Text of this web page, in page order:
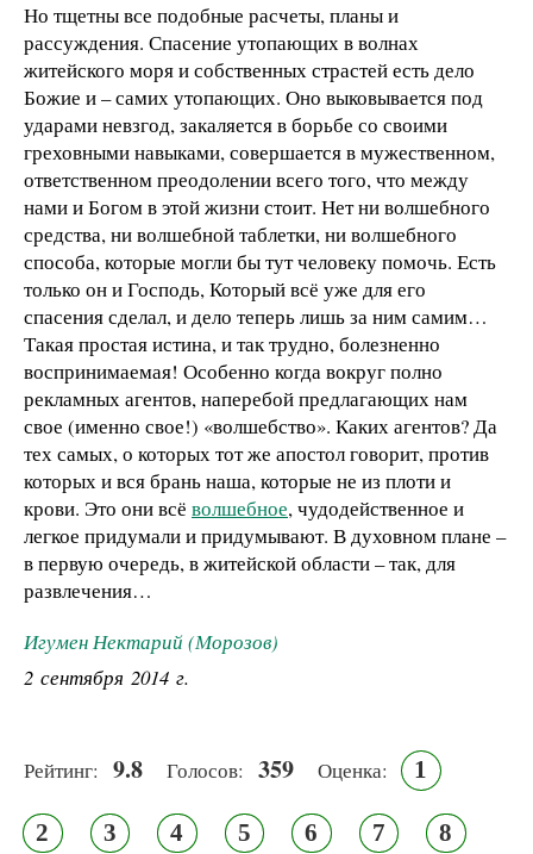
Но тщетны все подобные расчеты, планы и
рассуждения. Спасение утопающих в волнах
житейского моря и собственных страстей есть дело
Божие и – самих утопающих. Оно выковывается под
ударами невзгод, закаляется в борьбе со своими
греховными навыками, совершается в мужественном,
ответственном преодолении всего того, что между
нами и Богом в этой жизни стоит. Нет ни волшебного
средства, ни волшебной таблетки, ни волшебного
способа, которые могли бы тут человеку помочь. Есть
только он и Господь, Который всё уже для его
спасения сделал, и дело теперь лишь за ним самим…
Такая простая истина, и так трудно, болезненно
воспринимаемая! Особенно когда вокруг полно
рекламных агентов, наперебой предлагающих нам
свое (именно свое!) «волшебство». Каких агентов? Да
тех самых, о которых тот же апостол говорит, против
которых и вся брань наша, которые не из плоти и
крови. Это они всё волшебное, чудодейственное и
легкое придумали и придумывают. В духовном плане –
в первую очередь, в житейской области – так, для
развлечения…
Игумен Нектарий (Морозов)
2 сентября 2014 г.
Рейтинг: 9.8 Голосов: 359 Оценка: 1
2 3 4 5 6 7 8